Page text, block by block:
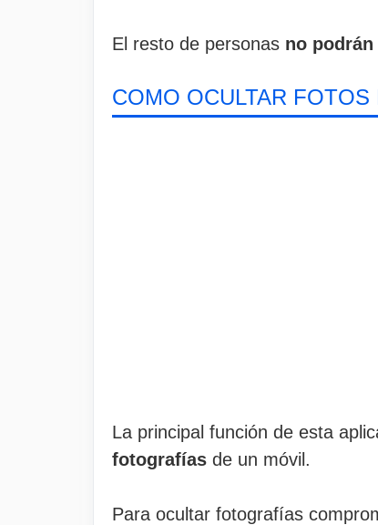
El resto de personas no
COMO OCULTAR
La principal función de esta
fotografías de un móvil.
Para ocultar fotografías